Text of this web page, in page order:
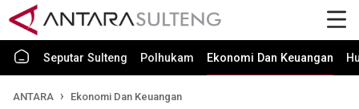
Seputar Sulteng Polhukam Ekonomi Dan Keuangan
ANTARA Ekonomi Dan Keuangan